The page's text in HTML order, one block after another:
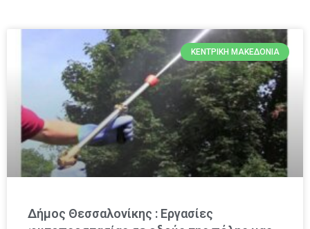
ΚΕΝΤΡΙΚΉ ΜΑΚΕΔΟΝΊΑ
Δήμος Θεσσαλονίκης : Εργασίες